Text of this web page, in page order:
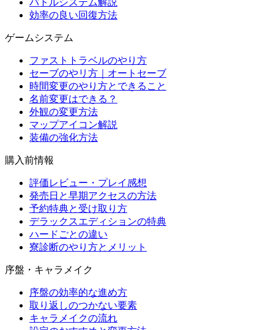
バトルシステム解説
効率の良い回復方法
ゲームシステム
ファストトラベルのやり方
セーブのやリ方｜オートセーブ
時間変更のやり方とできること
名前変更はできる？
外観の変更方法
マップアイコン解説
装備の強化方法
購入前情報
評価レビュー・プレイ感想
発売日と早期アクセスの方法
予約特典と受け取り方
デラックスエディションの特典
ハードごとの違い
寮診断のやり方とメリット
序盤・キャラメイク
序盤の効率的な進め方
取り返しのつかない要素
キャラメイクの流れ